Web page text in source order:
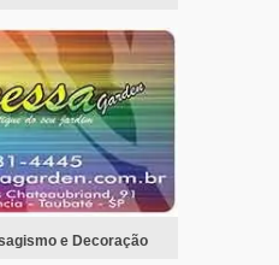
e Decoração